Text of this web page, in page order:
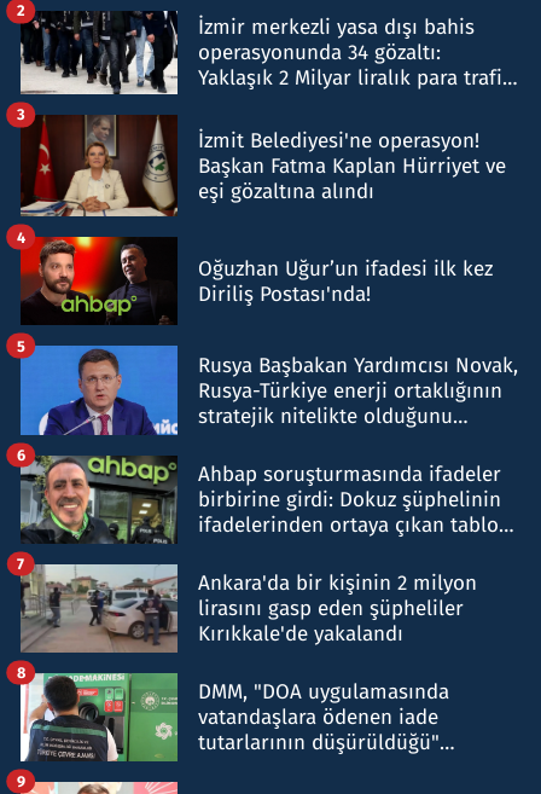
İzmir merkezli yasa dışı bahis
operasyonunda 34 gözaltı:
Yaklaşık 2 Milyar liralık para trafiği
2
İzmit Belediyesi'ne operasyon!
Başkan Fatma Kaplan Hürriyet ve
eşi gözaltına alındı
3
Oğuzhan Uğur’un ifadesi ilk kez
Diriliş Postası'nda!
4
Rusya Başbakan Yardımcısı Novak,
Rusya-Türkiye enerji ortaklığının
stratejik nitelikte olduğunu
5
Ahbap soruşturmasında ifadeler
birbirine girdi: Dokuz şüphelinin
ifadelerinden ortaya çıkan tablo
6
Ankara'da bir kişinin 2 milyon
lirasını gasp eden şüpheliler
Kırıkkale'de yakalandı
7
DMM, "DOA uygulamasında
vatandaşlara ödenen iade
tutarlarının düşürüldüğü"
8
9